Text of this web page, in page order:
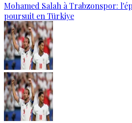
Mohamed Salah à Trabzonspor:
poursuit en Türkiye